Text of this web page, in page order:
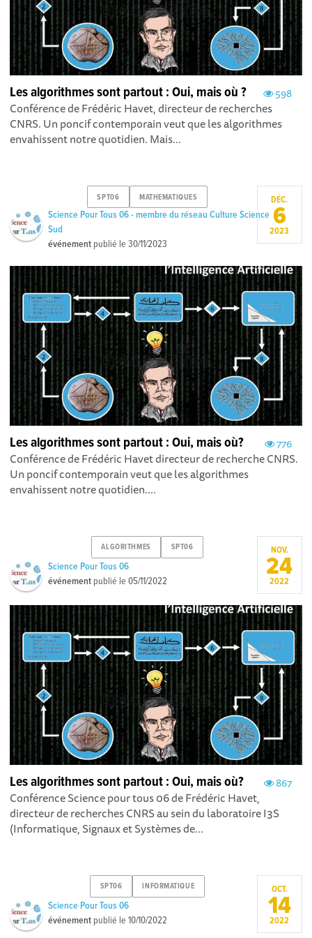
598
Les algorithmes sont partout : Oui, mais où ?
Conférence de Frédéric Havet, directeur de recherches
CNRS. Un poncif contemporain veut que les algorithmes
envahissent notre quotidien. Mais...
SPT06 MATHEMATIQUES
Science Pour Tous 06 - membre du réseau Culture Science
Sud
événement publié le30/11/2023
DÉC.
6
2023
776
Les algorithmes sont partout : Oui, mais où?
Conférence de Frédéric Havet directeur de recherche CNRS.
Un poncif contemporain veut que les algorithmes
envahissent notre quotidien....
ALGORITHMES SPT06
Science Pour Tous 06
événement publié le05/11/2022
NOV.
24
2022
867
Les algorithmes sont partout : Oui, mais où?
Conférence Science pour tous 06 de Frédéric Havet,
directeur de recherches CNRS au sein du laboratoire I3S
(Informatique, Signaux et Systèmes de...
SPT06 INFORMATIQUE
Science Pour Tous 06
événement publié le10/10/2022
OCT.
14
2022